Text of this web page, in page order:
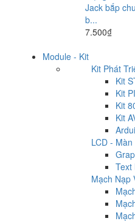
Jack bắp
b...
7.500₫
Module - Kit
Kit Phát
Kit
Kit
Kit
Kit
LCD -
Text
Mạch Nạp